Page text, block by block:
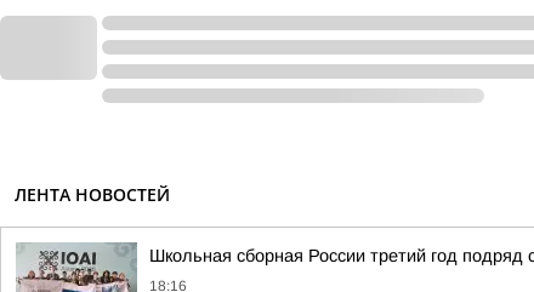
ЛЕНТА НОВОСТЕЙ
Школьная сборная России третий год
18:16